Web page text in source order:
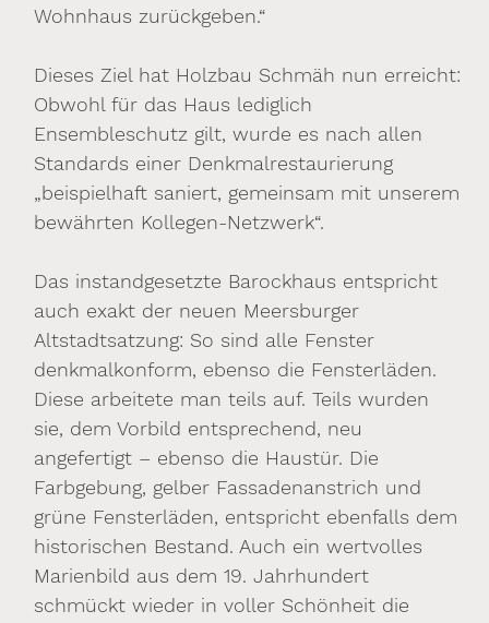
Wohnhaus zurückgeben.“
Dieses Ziel hat Holzbau Schmäh nun erreicht:
Obwohl für das Haus lediglich
Ensembleschutz gilt, wurde es nach allen
Standards einer Denkmalrestaurierung
„beispielhaft saniert, gemeinsam mit unserem
bewährten Kollegen-Netzwerk“.
Das instandgesetzte Barockhaus entspricht
auch exakt der neuen Meersburger
Altstadtsatzung: So sind alle Fenster
denkmalkonform, ebenso die Fensterläden.
Diese arbeitete man teils auf. Teils wurden
sie, dem Vorbild entsprechend, neu
angefertigt – ebenso die Haustür. Die
Farbgebung, gelber Fassadenanstrich und
grüne Fensterläden, entspricht ebenfalls dem
historischen Bestand. Auch ein wertvolles
Marienbild aus dem 19. Jahrhundert
schmückt wieder in voller Schönheit die